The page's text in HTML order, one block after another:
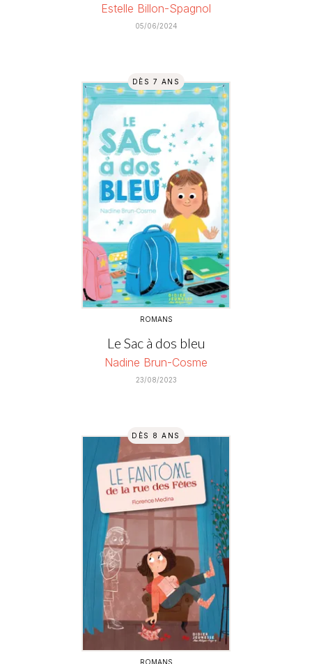
Estelle Billon-Spagnol
05/06/2024
DÈS 7 ANS
ROMANS
Le Sac à dos bleu
Nadine Brun-Cosme
23/08/2023
DÈS 8 ANS
ROMANS